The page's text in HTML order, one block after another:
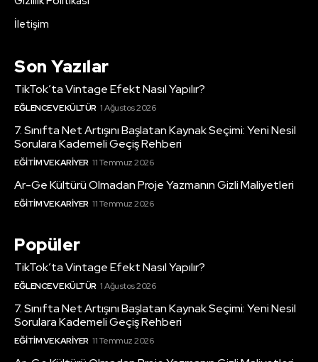
İletişim
Son Yazılar
TikTok’ta Vintage Efekt Nasıl Yapılır?
EĞLENCE VE KÜLTÜR 1 Ağustos 2026
7. Sınıfta Net Artışını Başlatan Kaynak Seçimi: Yeni Nesil
Sorulara Kademeli Geçiş Rehberi
EĞITIM VE KARIYER 11 Temmuz 2026
Ar-Ge Kültürü Olmadan Proje Yazmanın Gizli Maliyetleri
EĞITIM VE KARIYER 11 Temmuz 2026
Popüler
TikTok’ta Vintage Efekt Nasıl Yapılır?
EĞLENCE VE KÜLTÜR 1 Ağustos 2026
7. Sınıfta Net Artışını Başlatan Kaynak Seçimi: Yeni Nesil
Sorulara Kademeli Geçiş Rehberi
EĞITIM VE KARIYER 11 Temmuz 2026